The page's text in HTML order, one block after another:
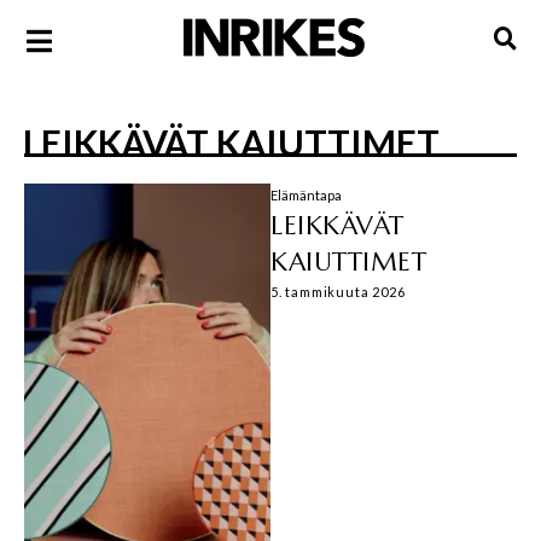
LEIKKÄVÄT KAIUTTIMET
Elämäntapa
LEIKKÄVÄT
KAIUTTIMET
5. tammikuuta 2026